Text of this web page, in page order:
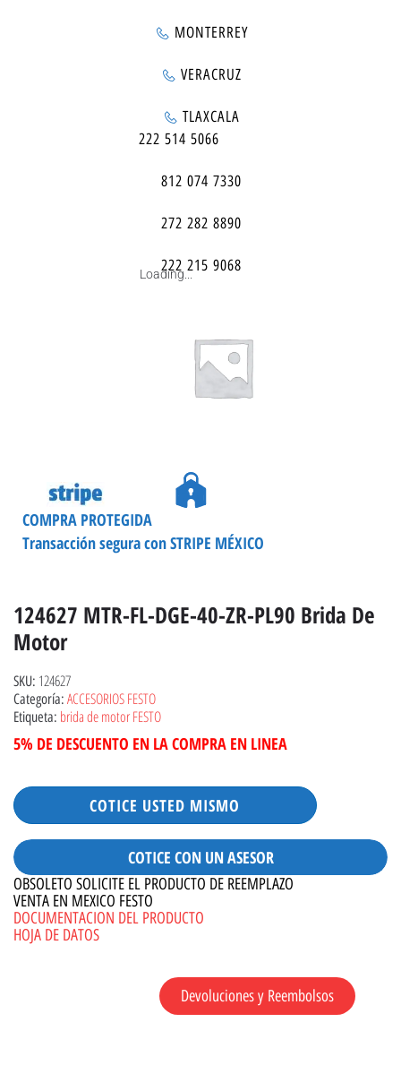
MONTERREY
VERACRUZ
TLAXCALA
222 514 5066
812 074 7330
272 282 8890
222 215 9068
Loading...
Transacción segura con STRIPE MÉXICO
COMPRA PROTEGIDA
124627 MTR-FL-DGE-40-ZR-PL90 Brida De
Motor
SKU: 124627
Categoría: ACCESORIOS FESTO
Etiqueta: brida de motor FESTO
5% DE DESCUENTO EN LA COMPRA EN LINEA
COTICE USTED MISMO
COTICE CON UN ASESOR
OBSOLETO SOLICITE EL PRODUCTO DE REEMPLAZO
VENTA EN MEXICO FESTO
DOCUMENTACION DEL PRODUCTO
HOJA DE DATOS
Devoluciones y Reembolsos